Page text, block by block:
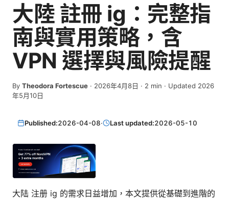
大陸 註冊 ig：完整指
南與實用策略，含
VPN 選擇與風險提醒
By Theodora Fortescue · 2026年4月8日 · 2 min · Updated 2026
年5月10日
Published:2026-04-08· Last updated:2026-05-10
大陆 注册 ig 的需求日益增加，本文提供從基礎到進階的